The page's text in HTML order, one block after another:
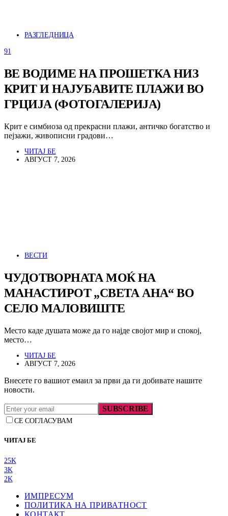
РАЗГЛЕДНИЦА
91
ВЕ ВОДИМЕ НА ПРОШЕТКА НИЗ
КРИТ И НАЈУБАВИТЕ ПЛАЖИ ВО
ГРЦИЈА (ФОТОГАЛЕРИЈА)
Крит е симбиоза од прекрасни плажи, античко богатство и
пејзажи, живописни градови…
ЧИТАЈ БЕ
АВГУСТ 7, 2026
ВЕСТИ
ЧУДОТВОРНАТА МОЌ НА
МАНАСТИРОТ „СВЕТА АНА“ ВО
СЕЛО МАЛОВИШТЕ
Место каде душата може да го најде својот мир и спокој,
место…
ЧИТАЈ БЕ
АВГУСТ 7, 2026
Внесете го вашиот емаил за први да ги добивате нашите
новости.
SUBSCRIBE
СЕ СОГЛАСУВАМ
ЧИТАЈ БЕ
25K
3K
2K
ИМПРЕСУМ
ПОЛИТИКА НА ПРИВАТНОСТ